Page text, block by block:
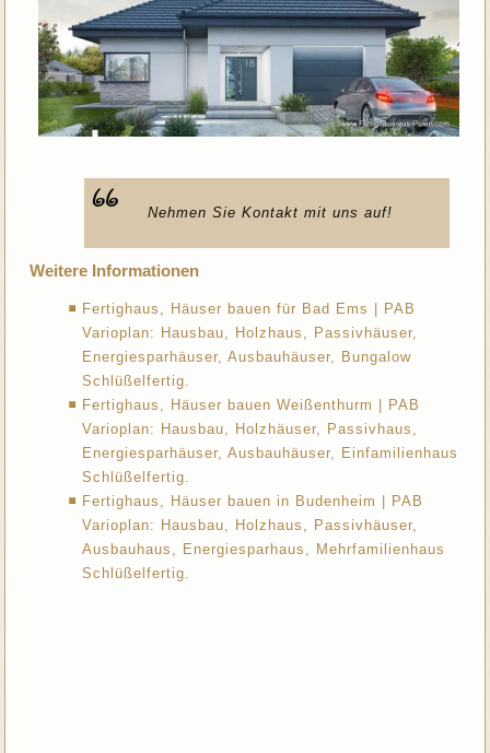
Nehmen Sie Kontakt mit uns auf!
Weitere Informationen
Fertighaus, Häuser bauen für Bad Ems | PAB
Varioplan: Hausbau, Holzhaus, Passivhäuser,
Energiesparhäuser, Ausbauhäuser, Bungalow
Schlüßelfertig.
Fertighaus, Häuser bauen Weißenthurm | PAB
Varioplan: Hausbau, Holzhäuser, Passivhaus,
Energiesparhäuser, Ausbauhäuser, Einfamilienhaus
Schlüßelfertig.
Fertighaus, Häuser bauen in Budenheim | PAB
Varioplan: Hausbau, Holzhaus, Passivhäuser,
Ausbauhaus, Energiesparhaus, Mehrfamilienhaus
Schlüßelfertig.